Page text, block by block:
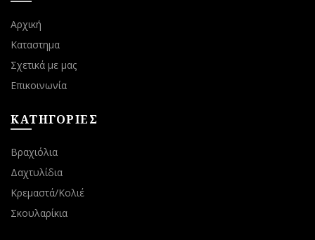
Αρχική
Καταστημα
Σχετικά με μας
Επικοινωνία
ΚΑΤΗΓΟΡΙΕΣ
Βραχιόλια
Δαχτυλίδια
Κρεμαστά/Κολιέ
Σκουλαρίκια